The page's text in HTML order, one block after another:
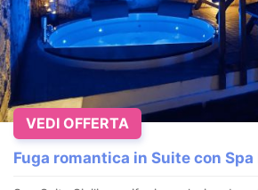
Fuga romantica in Suite con
VEDI OFFERTA